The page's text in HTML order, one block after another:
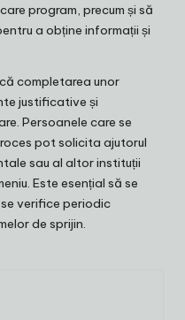
program, precum și să
a obține informații și
completarea unor
justificative și
Persoanele care se
pot solicita ajutorul
sau al altor instituții
Este esențial să se
verifice periodic
de sprijin.